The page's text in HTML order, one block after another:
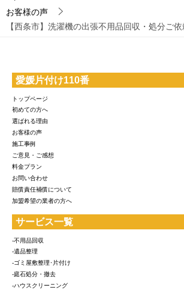
お客様の声
【西条市】洗濯機の出張不用品回収・処分ご
愛媛片付け110番
トップページ
初めての方へ
選ばれる理由
お客様の声
施工事例
ご意見・ご感想
料金プラン
お問い合わせ
賠償責任補償について
加盟希望の業者の方へ
サービス一覧
-不用品回収
-遺品整理
-ゴミ屋敷整理･片付け
-庭石処分・撤去
-ハウスクリーニング